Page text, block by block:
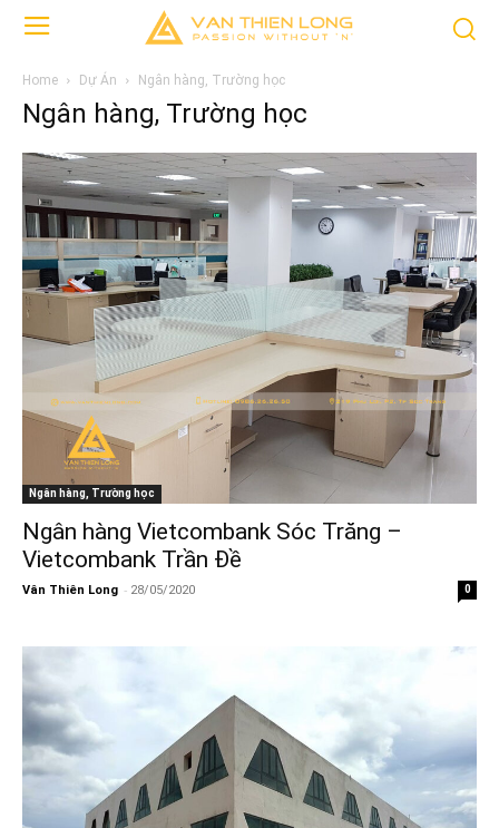
Home Dự Án Ngân hàng, Trường học
Ngân hàng, Trường học
Ngân hàng, Trường học
Ngân hàng Vietcombank Sóc Trăng –
Vietcombank Trần Đề
Vân Thiên Long - 28/05/2020 0